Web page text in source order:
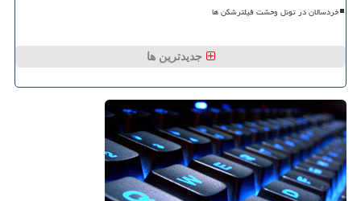
خردسالان در تونل وحشت فیلترشکن ها
جدیدترین ها